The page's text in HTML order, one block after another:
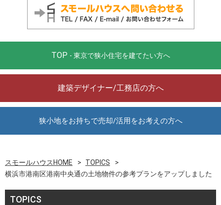
TOP - 東京で狭小住宅を建てたい方へ
建築デザイナー/工務店の方へ
狭小地をお持ちで売却/活用をお考えの方へ
スモールハウスHOME
TOPICS
横浜市港南区港南中央通の土地物件の参考プランをアップしました
TOPICS